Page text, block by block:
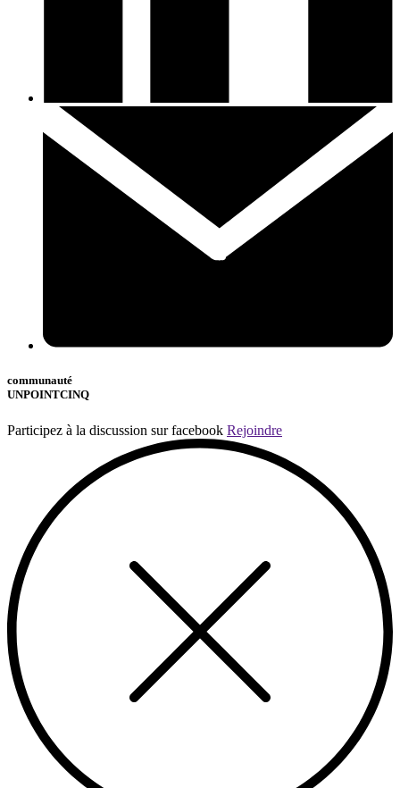
communauté
UNPOINTCINQ
Participez à la discussion sur facebook Rejoindre